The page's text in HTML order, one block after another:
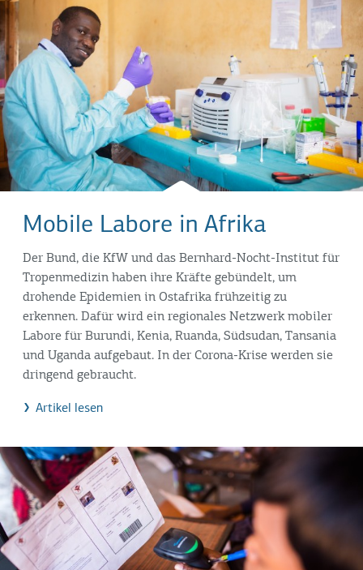
Mobile Labore in Afrika
Der Bund, die KfW und das Bernhard-Nocht-Institut für
Tropenmedizin haben ihre Kräfte gebündelt, um
drohende Epidemien in Ostafrika frühzeitig zu
erkennen. Dafür wird ein regionales Netzwerk mobiler
Labore für Burundi, Kenia, Ruanda, Südsudan, Tansania
und Uganda aufgebaut. In der Corona-Krise werden sie
dringend gebraucht.
Artikel lesen